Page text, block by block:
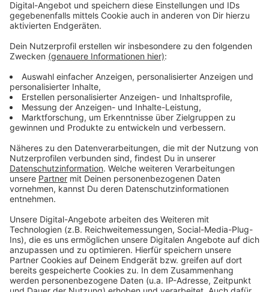
Wir benötigen Ihre
Zustimmung, um den YouTube
Video-Service zu laden!
Wir verwenden einen Service eines
Drittanbieters, um Videoinhalte
einzubetten. Dieser Service kann
Daten zu Ihren Aktivitäten
sammeln. Bitte lesen Sie die
Details durch und stimmen Sie der
Nutzung des Service zu, um dieses
Video anzusehen.
Mehr Informationen
powered byUsercentrics Consent
Management Platform
Welshly Arms - "Are You Lonely?" (Official Music Video)
Anzeige